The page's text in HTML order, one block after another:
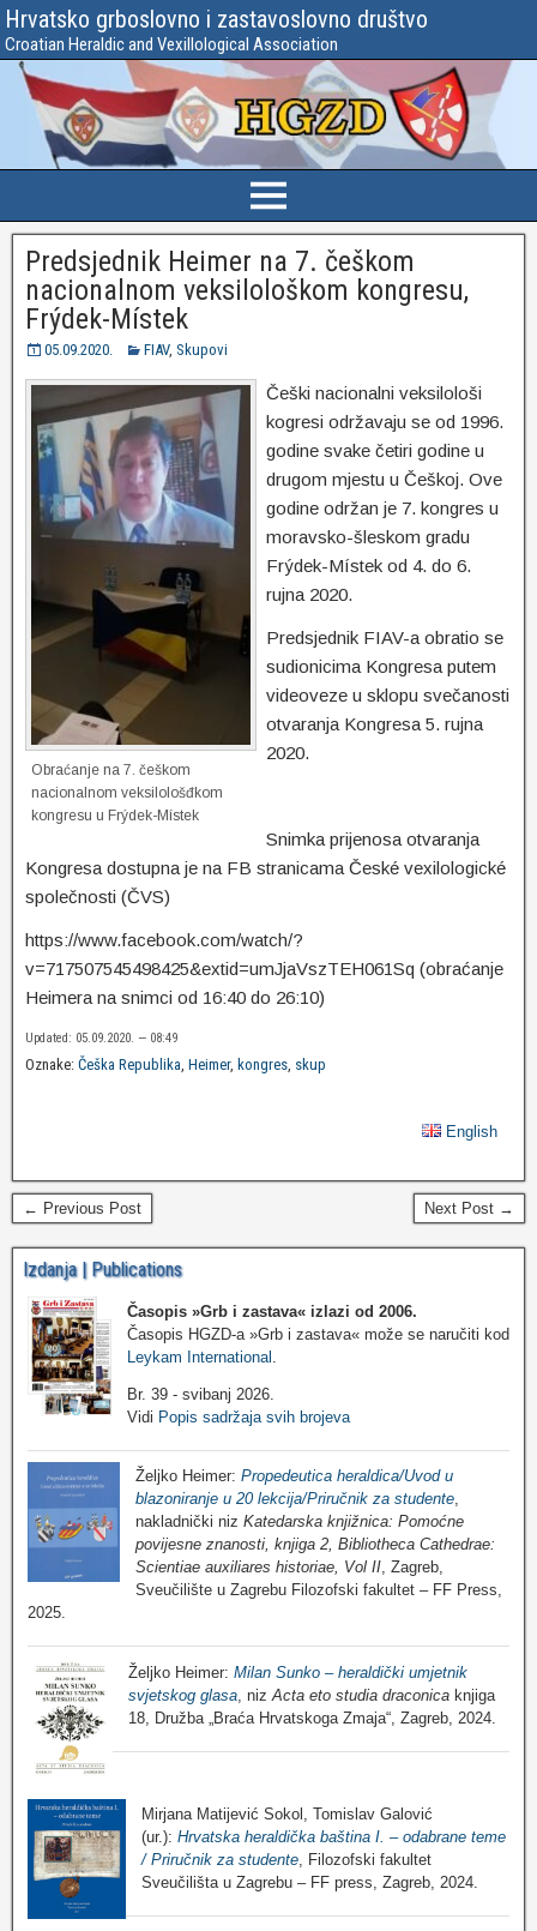
Hrvatsko grboslovno i zastavoslovno društvo
Croatian Heraldic and Vexillological Association
Predsjednik Heimer na 7. češkom
nacionalnom veksilološkom kongresu,
Frýdek-Místek
05.09.2020. FIAV, Skupovi
Obraćanje na 7. češkom
nacionalnom veksilološđkom
kongresu u Frýdek-Místek
Češki nacionalni veksilološi
kogresi održavaju se od 1996.
godine svake četiri godine u
drugom mjestu u Češkoj. Ove
godine održan je 7. kongres u
moravsko-šleskom gradu
Frýdek-Místek od 4. do 6.
rujna 2020.
Predsjednik FIAV-a obratio se
sudionicima Kongresa putem
videoveze u sklopu svečanosti
otvaranja Kongresa 5. rujna
2020.
Snimka prijenosa otvaranja
Kongresa dostupna je na FB stranicamaČeské vexilologické
společnosti (ČVS)
https://www.facebook.com/watch/?
v=717507545498425&extid=umJjaVszTEH061Sq (obraćanje
Heimera na snimci od 16:40 do 26:10)
Updated: 05.09.2020. — 08:49
Oznake: Češka Republika, Heimer, kongres, skup
English
← Previous Post Next Post →
Izdanja | Publications
Časopis »Grb i zastava« izlazi od 2006.
Časopis HGZD-a »Grb i zastava« može se naručiti kod
Leykam International
Br. 39 - svibanj 2026.
Vidi Popis sadržaja svih brojeva
Željko Heimer: Propedeutica heraldica/Uvod u
blazoniranje u 20 lekcija/Priručnik za studente,
nakladnički niz Katedarska knjižnica: Pomoćne
povijesne znanosti, knjiga 2, Bibliotheca Cathedrae:
Scientiae auxiliares historiae, Vol II, Zagreb,
Sveučilište u Zagrebu Filozofski fakultet – FF Press,
2025.
Željko Heimer: Milan Sunko – heraldički umjetnik
svjetskog glasa , niz Acta eto studia draconica knjiga
18, Družba „Braća Hrvatskoga Zmaja“, Zagreb, 2024.
Mirjana Matijević Sokol, Tomislav Galović
(ur.): Hrvatska heraldička baština I. – odabrane teme
/ Priručnik za studente, Filozofski fakultet
Sveučilišta u Zagrebu – FF press, Zagreb, 2024.